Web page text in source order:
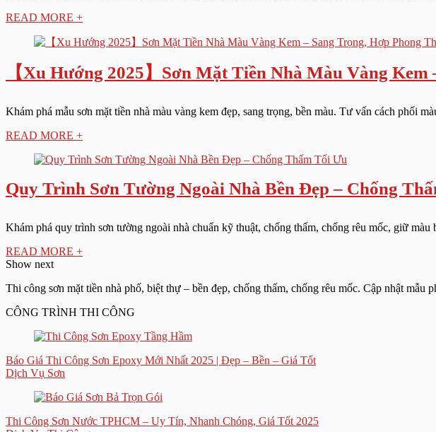
READ MORE +
【Xu Hướng 2025】Sơn Mặt Tiền Nhà Màu Vàng
Khám phá mẫu sơn mặt tiền nhà màu vàng kem đẹp, sang trọng, bền màu. Tư vấn cách phối
READ MORE +
Quy Trình Sơn Tường Ngoài Nhà Bền Đẹp – Chống
Khám phá quy trình sơn tường ngoài nhà chuẩn kỹ thuật, chống thấm, chống rêu mốc, giữ
READ MORE +
Show next
Thi công sơn mặt tiền nhà phố, biệt thự – bền đẹp, chống thấm, chống rêu mốc. Cập nhật mẫu
CÔNG TRÌNH THI CÔNG
Báo Giá Thi Công Sơn Epoxy Mới Nhất 2025 | Đẹp – Bền – Giá Tốt
Dịch Vụ Sơn
Thi Công Sơn Nước TPHCM – Uy Tín, Nhanh Chóng, Giá Tốt 2025